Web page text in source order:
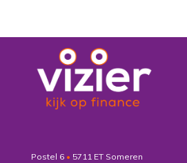
Postel 6 • 5711 ET Someren